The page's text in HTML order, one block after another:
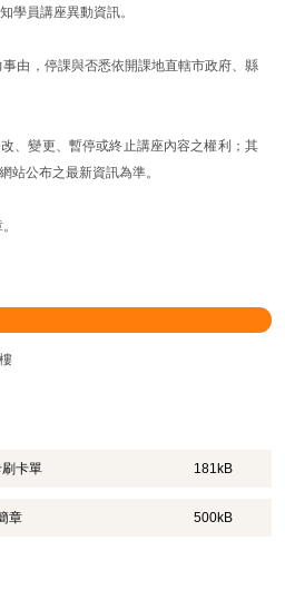
學員講座異動資訊。
由，停課與否悉依開課地直轄市政府、縣
、變更、暫停或終止講座內容之權利；其
站公布之最新資訊為準。
卡單 181kB
章 500kB